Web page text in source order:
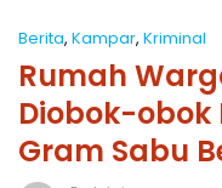
Berita, Kampar, Kriminal
Rumah
Diobok-obok
Gram Sabu